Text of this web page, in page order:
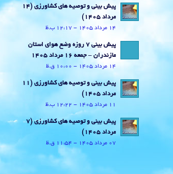
پیش بینی و توصیه های کشاورزی (14
مرداد ۱۴۰۵)
14 مرداد 1405 - 12:17 ب.ظ
پیش بینی 7 روزه وضع هوای استان
مازندران – جمعه 16 مرداد 1405
14 مرداد 1405 - 10:00 ق.ظ
پیش بینی و توصیه های کشاورزی (11
مرداد ۱۴۰۵)
11 مرداد 1405 - 12:22 ب.ظ
پیش بینی و توصیه های کشاورزی (7
مرداد ۱۴۰۵)
07 مرداد 1405 - 11:54 ق.ظ